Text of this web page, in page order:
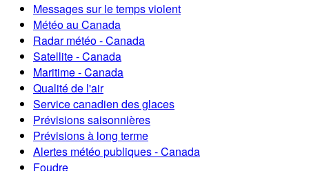
Messages sur le temps violent
Météo au Canada
Radar météo - Canada
Satellite - Canada
Maritime - Canada
Qualité de l'air
Service canadien des glaces
Prévisions saisonnières
Prévisions à long terme
Alertes météo publiques - Canada
Foudre